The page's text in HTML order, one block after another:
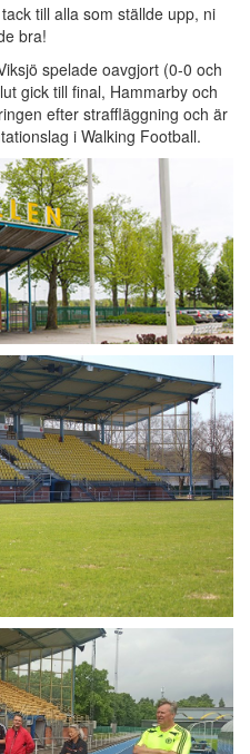
till alla som ställde upp, ni
bra!
spelade oavgjort (0-0 och
gick till final, Hammarby och
efter straffläggning och är
i Walking Football.